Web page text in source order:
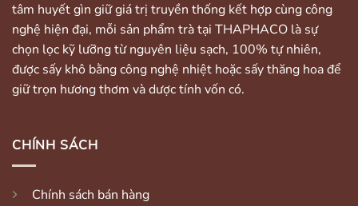
tâm huyết gìn giữ giá trị truyền thống kết hợp cùng công
nghệ hiện đại, mỗi sản phẩm trà tại THAPHACO là sự
chọn lọc kỹ lưỡng từ nguyên liệu sạch, 100% tự nhiên,
được sấy khô bằng công nghệ nhiệt hoặc sấy thăng hoa để
giữ trọn hương thơm và dược tính vốn có.
CHÍNH SÁCH
Chính sách bán hàng